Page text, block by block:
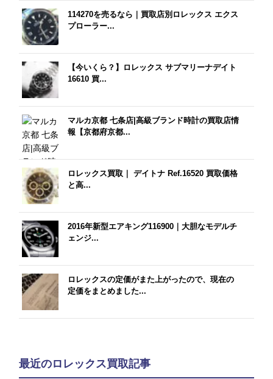
114270を売るなら｜買取店別ロレックス エクス
プローラー...
【今いくら？】ロレックス サブマリーナデイト
16610 買...
マルカ京都 七条店|高級ブランド時計の買取店情
報【京都府京都...
ロレックス買取｜ デイトナ Ref.16520 買取価格
と高...
2016年新型エアキング116900｜大胆なモデルチ
ェンジ...
ロレックスの定価がまた上がったので、現在の
定価をまとめました...
最近のロレックス買取記事